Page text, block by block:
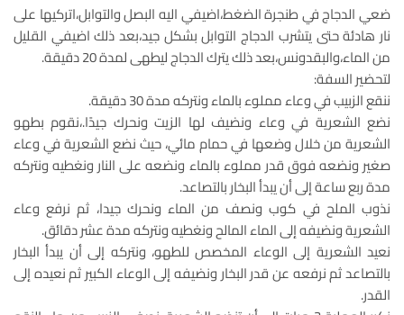
ضعي الدجاج في طنجرة الضغط،اضيفي اليه البصل والتوابل،اتركيها على
نار هادئة حتى يتشرب الدجاج التوابل بشكل جيد،بعد ذلك اضيفي القليل
من الماء،والبقدونس،بعد ذلك يترك الدجاج ليطهى لمدة 20 دقيقة.
لتحضير السفة:
ننقع الزبيب في وعاء مملوء بالماء ونتركه مدة 30 دقيقة.
نضع الشعرية في وعاء ونضيف لها الزيت ونحرك جيدًا.،نقوم بطهو
الشعرية من خلال وضعها في حمام مائي، حيث نضع الشعرية في وعاء
صغير ونضعه فوق قدر مملوء بالماء ونضعه على النار ونغطيه ونتركه
مدة ربع ساعة إلى أن يبدأ البخار بالتصاعد.
نذوب الملح في كوب ونصف من الماء ونحرك جيدا، ثم نرفع وعاء
الشعرية ونضيفه إلى الماء المالح ونغطيه ونتركه مدة عشر دقائق.
نعيد الشعرية إلى الوعاء المخصص للطهو، ونتركه إلى أن يبدأ البخار
بالتصاعد ثم نرفعه عن قدر البخار ونضيفه إلى الوعاء الكبير ثم نعيده إلى
القدر.